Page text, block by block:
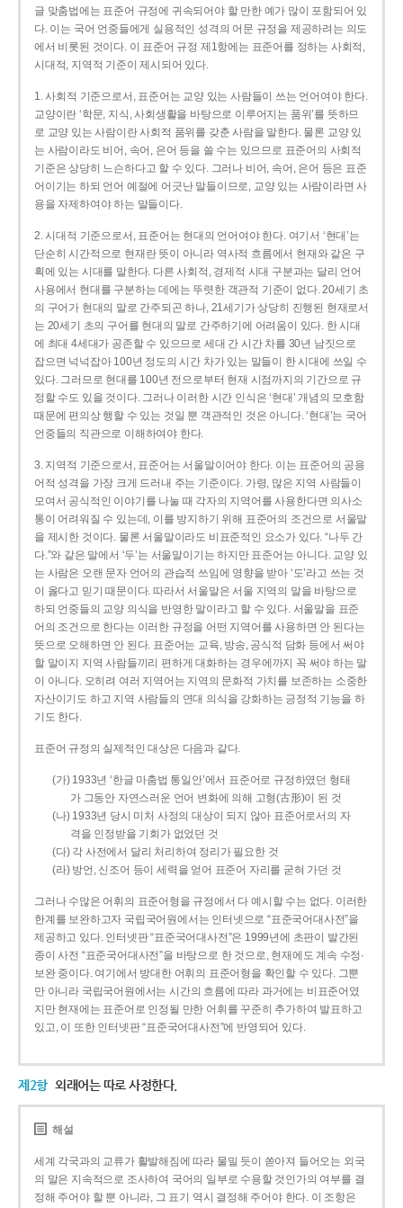
글 맞춤법에는 표준어 규정에 귀속되어야 할 만한 예가 많이 포함되어 있
다. 이는 국어 언중들에게 실용적인 성격의 어문 규정을 제공하려는 의도
에서 비롯된 것이다. 이 표준어 규정 제1항에는 표준어를 정하는 사회적,
시대적, 지역적 기준이 제시되어 있다.
1. 사회적 기준으로서, 표준어는 교양 있는 사람들이 쓰는 언어여야 한다.
교양이란 ‘학문, 지식, 사회생활을 바탕으로 이루어지는 품위’를 뜻하므
로 교양 있는 사람이란 사회적 품위를 갖춘 사람을 말한다. 물론 교양 있
는 사람이라도 비어, 속어, 은어 등을 쓸 수는 있으므로 표준어의 사회적
기준은 상당히 느슨하다고 할 수 있다. 그러나 비어, 속어, 은어 등은 표준
어이기는 하되 언어 예절에 어긋난 말들이므로, 교양 있는 사람이라면 사
용을 자제하여야 하는 말들이다.
2. 시대적 기준으로서, 표준어는 현대의 언어여야 한다. 여기서 ‘현대’는
단순히 시간적으로 현재란 뜻이 아니라 역사적 흐름에서 현재와 같은 구
획에 있는 시대를 말한다. 다른 사회적, 경제적 시대 구분과는 달리 언어
사용에서 현대를 구분하는 데에는 뚜렷한 객관적 기준이 없다. 20세기 초
의 구어가 현대의 말로 간주되곤 하나, 21세기가 상당히 진행된 현재로서
는 20세기 초의 구어를 현대의 말로 간주하기에 어려움이 있다. 한 시대
에 최대 4세대가 공존할 수 있으므로 세대 간 시간 차를 30년 남짓으로
잡으면 넉넉잡아 100년 정도의 시간 차가 있는 말들이 한 시대에 쓰일 수
있다. 그러므로 현대를 100년 전으로부터 현재 시점까지의 기간으로 규
정할 수도 있을 것이다. 그러나 이러한 시간 인식은 ‘현대’ 개념의 모호함
때문에 편의상 행할 수 있는 것일 뿐 객관적인 것은 아니다. ‘현대’는 국어
언중들의 직관으로 이해하여야 한다.
3. 지역적 기준으로서, 표준어는 서울말이어야 한다. 이는 표준어의 공용
어적 성격을 가장 크게 드러내 주는 기준이다. 가령, 많은 지역 사람들이
모여서 공식적인 이야기를 나눌 때 각자의 지역어를 사용한다면 의사소
통이 어려워질 수 있는데, 이를 방지하기 위해 표준어의 조건으로 서울말
을 제시한 것이다. 물론 서울말이라도 비표준적인 요소가 있다. “나두 간
다.”와 같은 말에서 ‘두’는 서울말이기는 하지만 표준어는 아니다. 교양 있
는 사람은 오랜 문자 언어의 관습적 쓰임에 영향을 받아 ‘도’라고 쓰는 것
이 옳다고 믿기 때문이다. 따라서 서울말은 서울 지역의 말을 바탕으로
하되 언중들의 교양 의식을 반영한 말이라고 할 수 있다. 서울말을 표준
어의 조건으로 한다는 이러한 규정을 어떤 지역어를 사용하면 안 된다는
뜻으로 오해하면 안 된다. 표준어는 교육, 방송, 공식적 담화 등에서 써야
할 말이지 지역 사람들끼리 편하게 대화하는 경우에까지 꼭 써야 하는 말
이 아니다. 오히려 여러 지역어는 지역의 문화적 가치를 보존하는 소중한
자산이기도 하고 지역 사람들의 연대 의식을 강화하는 긍정적 기능을 하
기도 한다.
표준어 규정의 실제적인 대상은 다음과 같다.
(가) 1933년 ‘한글 마춤법 통일안’에서 표준어로 규정하였던 형태
가 그동안 자연스러운 언어 변화에 의해 고형(古形)이 된 것
(나) 1933년 당시 미처 사정의 대상이 되지 않아 표준어로서의 자
격을 인정받을 기회가 없었던 것
(다) 각 사전에서 달리 처리하여 정리가 필요한 것
(라) 방언, 신조어 등이 세력을 얻어 표준어 자리를 굳혀 가던 것
그러나 수많은 어휘의 표준어형을 규정에서 다 예시할 수는 없다. 이러한
한계를 보완하고자 국립국어원에서는 인터넷으로 “표준국어대사전”을
제공하고 있다. 인터넷판 “표준국어대사전”은 1999년에 초판이 발간된
종이 사전 “표준국어대사전”을 바탕으로 한 것으로, 현재에도 계속 수정·
보완 중이다. 여기에서 방대한 어휘의 표준어형을 확인할 수 있다. 그뿐
만 아니라 국립국어원에서는 시간의 흐름에 따라 과거에는 비표준어였
지만 현재에는 표준어로 인정될 만한 어휘를 꾸준히 추가하여 발표하고
있고, 이 또한 인터넷판 “표준국어대사전”에 반영되어 있다.
제2항 외래어는 따로 사정한다.
해설
세계 각국과의 교류가 활발해짐에 따라 물밀 듯이 쏟아져 들어오는 외국
의 말은 지속적으로 조사하여 국어의 일부로 수용할 것인가의 여부를 결
정해 주어야 할 뿐 아니라, 그 표기 역시 결정해 주어야 한다. 이 조항은